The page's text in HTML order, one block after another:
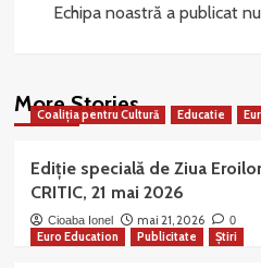
Echipa noastră a publicat
More Stories
Coaliția pentru Cultură Educatie
Ediție specială de Ziua
CRITIC, 21 mai 2026
Cioaba Ionel mai 21, 2026 0
Euro Education Publicitate Știri